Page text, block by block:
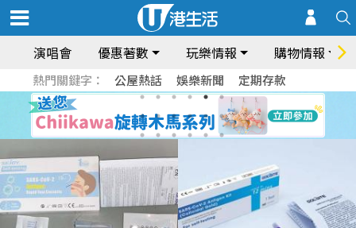
演唱會 優惠著數 玩樂情報 購物情報
熱門關鍵字： 公屋熱話 娛樂新聞 定期存款